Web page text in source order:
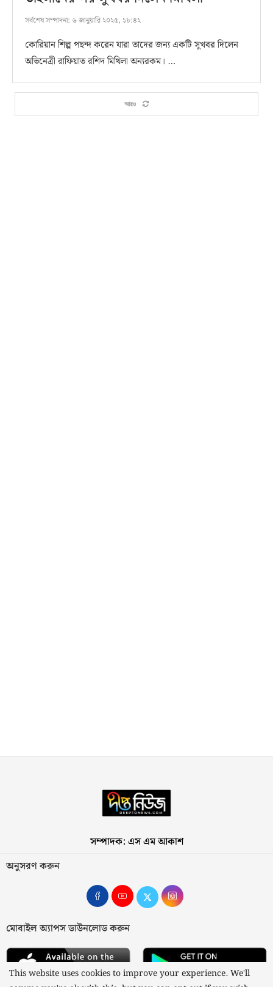
সর্বশেষ সম্পাদনা: ৬ জানুয়ারি ২০২৫, ১৮:৪২
কোরিয়ান শিল্প পছন্দ করেন যারা তাদের জন্য একটি সুখবর দিলেন
অভিনেত্রী রাফিয়াত রশিদ মিথিলা অন্যরকম। …
আরও
সম্পাদক: এস এম আকাশ
অনুসরণ করুন
মোবাইল অ্যাপস ডাউনলোড করুন
This website uses cookies to improve your experience. We'll